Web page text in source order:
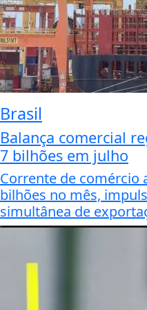
Brasil
Balança comercial
7 bilhões em julho
Corrente de comércio
bilhões no mês,
simultânea de